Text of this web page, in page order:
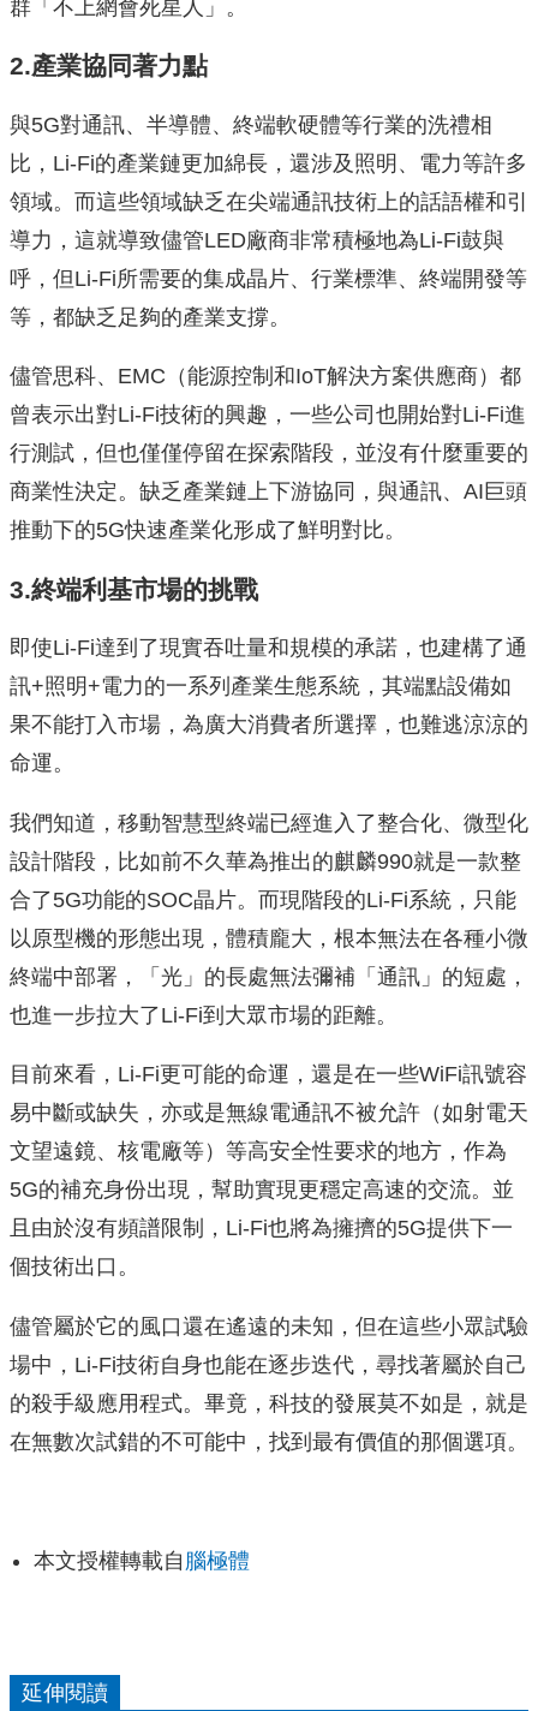
群「不上網會死星人」。
2.產業協同著力點
與5G對通訊、半導體、終端軟硬體等行業的洗禮相
比，Li-Fi的產業鏈更加綿長，還涉及照明、電力等許多
領域。而這些領域缺乏在尖端通訊技術上的話語權和引
導力，這就導致儘管LED廠商非常積極地為Li-Fi鼓與
呼，但Li-Fi所需要的集成晶片、行業標準、終端開發等
等，都缺乏足夠的產業支撐。
儘管思科、EMC（能源控制和IoT解決方案供應商）都
曾表示出對Li-Fi技術的興趣，一些公司也開始對Li-Fi進
行測試，但也僅僅停留在探索階段，並沒有什麼重要的
商業性決定。缺乏產業鏈上下游協同，與通訊、AI巨頭
推動下的5G快速產業化形成了鮮明對比。
3.終端利基市場的挑戰
即使Li-Fi達到了現實吞吐量和規模的承諾，也建構了通
訊+照明+電力的一系列產業生態系統，其端點設備如
果不能打入市場，為廣大消費者所選擇，也難逃涼涼的
命運。
我們知道，移動智慧型終端已經進入了整合化、微型化
設計階段，比如前不久華為推出的麒麟990就是一款整
合了5G功能的SOC晶片。而現階段的Li-Fi系統，只能
以原型機的形態出現，體積龐大，根本無法在各種小微
終端中部署，「光」的長處無法彌補「通訊」的短處，
也進一步拉大了Li-Fi到大眾市場的距離。
目前來看，Li-Fi更可能的命運，還是在一些WiFi訊號容
易中斷或缺失，亦或是無線電通訊不被允許（如射電天
文望遠鏡、核電廠等）等高安全性要求的地方，作為
5G的補充身份出現，幫助實現更穩定高速的交流。並
且由於沒有頻譜限制，Li-Fi也將為擁擠的5G提供下一
個技術出口。
儘管屬於它的風口還在遙遠的未知，但在這些小眾試驗
場中，Li-Fi技術自身也能在逐步迭代，尋找著屬於自己
的殺手級應用程式。畢竟，科技的發展莫不如是，就是
在無數次試錯的不可能中，找到最有價值的那個選項。
本文授權轉載自 腦極體
延伸閱讀